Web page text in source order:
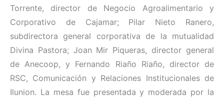
Torrente, director de Negocio Agroalimentario y
Corporativo de Cajamar; Pilar Nieto Ranero,
subdirectora general corporativa de la mutualidad
Divina Pastora; Joan Mir Piqueras, director general
de Anecoop, y Fernando Riaño Riaño, director de
RSC, Comunicación y Relaciones Institucionales de
Ilunion. La mesa fue presentada y moderada por la